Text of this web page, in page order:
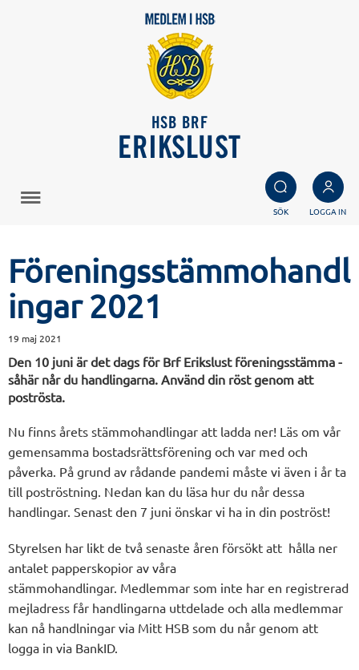
HSB BRF
ERIKSLUST
SÖK LOGGA IN
Föreningsstämmohandl
ingar 2021
19 maj 2021
Den 10 juni är det dags för Brf Erikslust föreningsstämma -
såhär når du handlingarna. Använd din röst genom att
poströsta.
Nu finns årets stämmohandlingar att ladda ner! Läs om vår
gemensamma bostadsrättsförening och var med och
påverka. På grund av rådande pandemi måste vi även i år ta
till poströstning. Nedan kan du läsa hur du når dessa
handlingar. Senast den 7 juni önskar vi ha in din poströst!
Styrelsen har likt de två senaste åren försökt att hålla ner
antalet papperskopior av våra
stämmohandlingar. Medlemmar som inte har en registrerad
mejladress får handlingarna uttdelade och alla medlemmar
kan nå handlningar via Mitt HSB som du når genom att
logga in via BankID.